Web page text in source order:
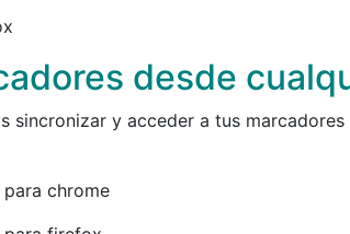
desde
sincronizar y acceder a tus
para chrome